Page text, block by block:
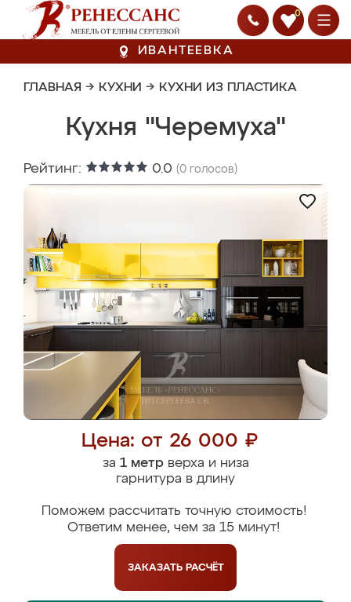
0
ИВАНТЕЕВКА
ГЛАВНАЯ → КУХНИ → КУХНИ ИЗ ПЛАСТИКА
Кухня "Черемуха"
Рейтинг: 0.0 (0 голосов)
Цена: от 26 000 ₽
за 1 метрверха и низа
гарнитура в длину
Поможем рассчитать точную стоимость!
Ответим менее, чем за 15 минут!
ЗАКАЗАТЬ РАСЧЁТ